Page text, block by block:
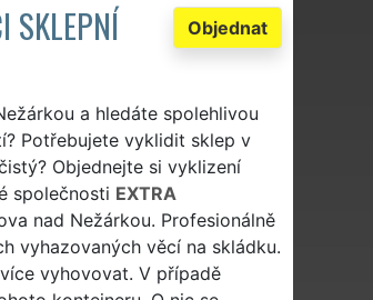
Objednat
SKLEPNÍ
a hledáte spolehlivou
Potřebujete vyklidit sklep v
Objednejte si vyklizení
společnosti EXTRA
nad Nežárkou. Profesionálně
vyhazovaných věcí na skládku.
vyhovovat. V případě